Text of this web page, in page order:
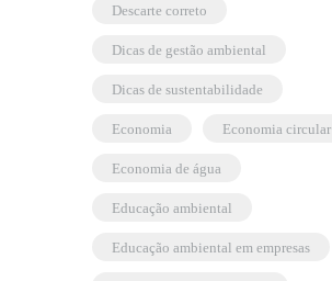
descarte correto
dicas de gestão ambiental
dicas de sustentabilidade
economia economia circular
economia de água
educação ambiental
educação ambiental em empresas